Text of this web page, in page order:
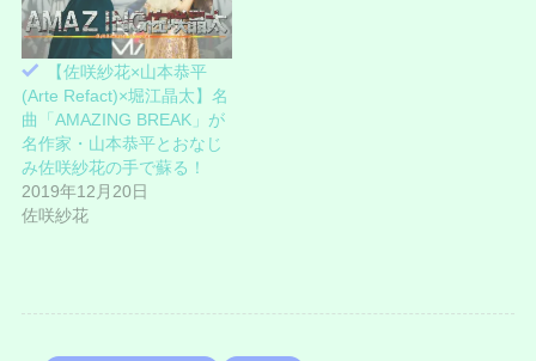
き
ま
す
)
【佐咲紗花×山本恭平
(Arte Refact)×堀江晶太】名
曲「AMAZING BREAK」が
名作家・山本恭平とおなじ
み佐咲紗花の手で蘇る！
2019年12月20日
佐咲紗花